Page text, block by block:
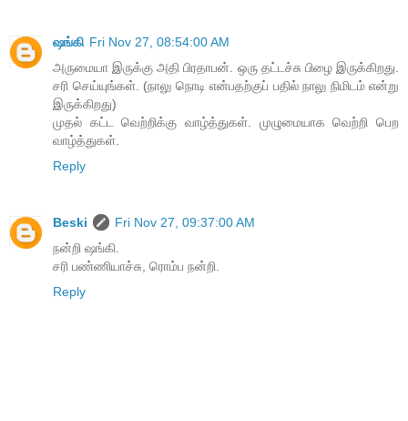
ஷங்கி Fri Nov 27, 08:54:00 AM
அருமையா இருக்கு அதி பிரதாபன். ஒரு தட்டச்சு பிழை இருக்கிறது.
சரி செய்யுங்கள். (நாலு நொடி என்பதற்குப் பதில் நாலு நிமிடம் என்று
இருக்கிறது)
முதல் கட்ட வெற்றிக்கு வாழ்த்துகள். முழுமையாக வெற்றி பெற
வாழ்த்துகள்.
Reply
Beski
Fri Nov 27, 09:37:00 AM
நன்றி ஷங்கி.
சரி பண்ணியாச்சு, ரொம்ப நன்றி.
Reply